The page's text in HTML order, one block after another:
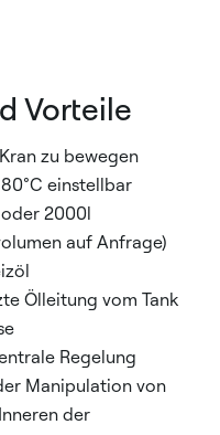
Vorteile
zu bewegen
einstellbar
oder 2000l
auf Anfrage)
Ölleitung vom Tank
Regelung
Manipulation von
der